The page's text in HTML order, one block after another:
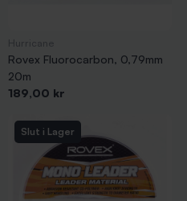
Rovex Fluorocarbon, 0,79mm
20m
Pris
189,00 kr
Slut i Lager